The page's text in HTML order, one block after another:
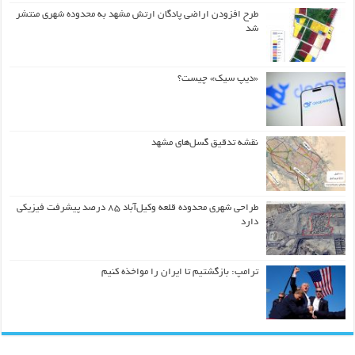
طرح افزودن اراضی پادگان ارتش مشهد به محدوده شهری منتشر
شد
«دیپ سیک» چیست؟
نقشه تدقیق گسل‌های مشهد
طراحی شهری محدوده قلعه وکیل‌آباد ۸۵ درصد پیشرفت فیزیکی
دارد
ترامپ: بازگشتیم تا ایران را مواخذه کنیم